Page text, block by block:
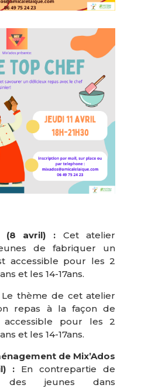
(8 avril) : Cet atelier
de fabriquer un
accessible pour les 2
et les 14-17ans.
thème de cet atelier
repas à la façon de
pour les 2
et les 14-17ans.
de Mix’Ados
: En contrepartie de
des jeunes dans